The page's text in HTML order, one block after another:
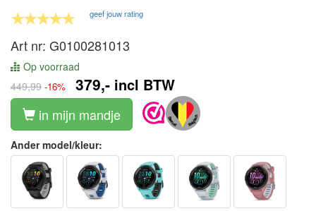
geef jouw rating
Art nr: G0100281013
Op voorraad
449,99 -16% 379,- incl BTW
in mijn mandje
Ander model/kleur: